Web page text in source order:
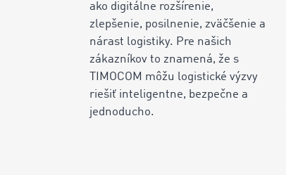
ako digitálne rozšírenie,
zlepšenie, posilnenie, zväčšenie a
nárast logistiky. Pre našich
zákazníkov to znamená, že s
TIMOCOM môžu logistické výzvy
riešiť inteligentne, bezpečne a
jednoducho.